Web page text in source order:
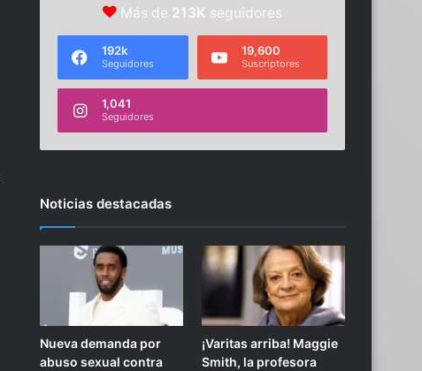
Más de 213K seguidores
192k
Seguidores
19,600
Suscriptores
1,041
Seguidores
Noticias destacadas
Nueva demanda por
abuso sexual contra
¡Varitas arriba! Maggie
Smith, la profesora